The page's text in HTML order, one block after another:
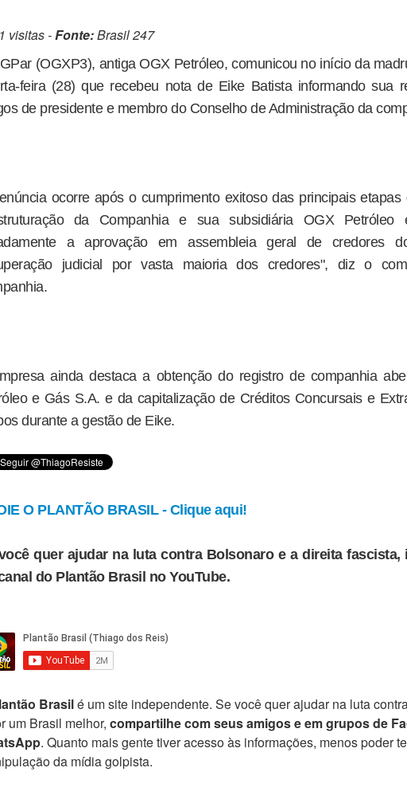
visitas -Fonte:Brasil 247
(OGXP3), antiga OGX Petróleo, comunicou no início da
feira (28) que recebeu nota de Eike Batista informando sua
de presidente e membro do Conselho de Administração da
ocorre após o cumprimento exitoso das principais
da Companhia e sua subsidiária OGX
a aprovação em assembleia geral de credores
judicial por vasta maioria dos credores", diz o
ainda destaca a obtenção do registro de companhia
e Gás S.A. e da capitalização de Créditos Concursais e
durante a gestão de Eike.
O PLANTÃO BRASIL - Clique aqui!
quer ajudar na luta contra Bolsonaro e a direita fascista,
do Plantão Brasil no YouTube.
Brasilé um site independente. Se você quer ajudar na luta
um Brasil melhor, compartilhe com seus amigos e em grupos de
. Quanto mais gente tiver acesso às informações, menos poder
da mídia golpista.